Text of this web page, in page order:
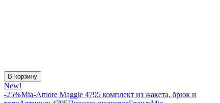
В корзину
New!
-25%Mia-Amore Maggie 4795 комплект из жакета, брюк и